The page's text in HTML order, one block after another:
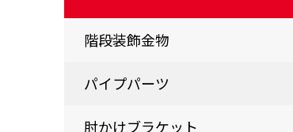
階段装飾金物
パイプパーツ
肘かけブラケット